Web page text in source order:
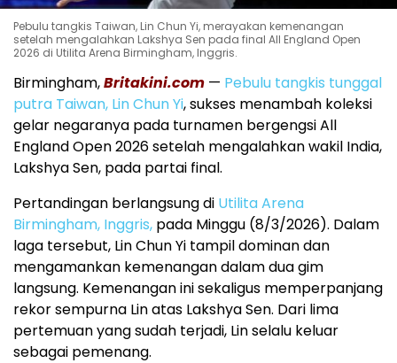
Pebulu tangkis Taiwan, Lin Chun Yi, merayakan kemenangan
setelah mengalahkan Lakshya Sen pada final All England Open
2026 di Utilita Arena Birmingham, Inggris.
Birmingham,Britakini.com — Pebulu tangkis tunggal
putra Taiwan, Lin Chun Yi, sukses menambah koleksi
gelar negaranya pada turnamen bergengsiAll
England Open 2026setelah mengalahkan wakil India,
Lakshya Sen, pada partai final.
Pertandingan berlangsung di Utilita Arena
Birmingham, Inggris, pada Minggu (8/3/2026). Dalam
laga tersebut, Lin Chun Yi tampil dominan dan
mengamankan kemenangan dalam dua gim
langsung. Kemenangan ini sekaligus memperpanjang
rekor sempurna Lin atas Lakshya Sen. Dari lima
pertemuan yang sudah terjadi, Lin selalu keluar
sebagai pemenang.